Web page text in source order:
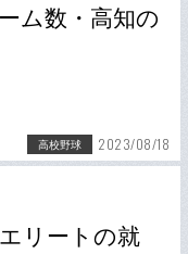
ム数・高知の
高校野球 2023/08/18
リートの就